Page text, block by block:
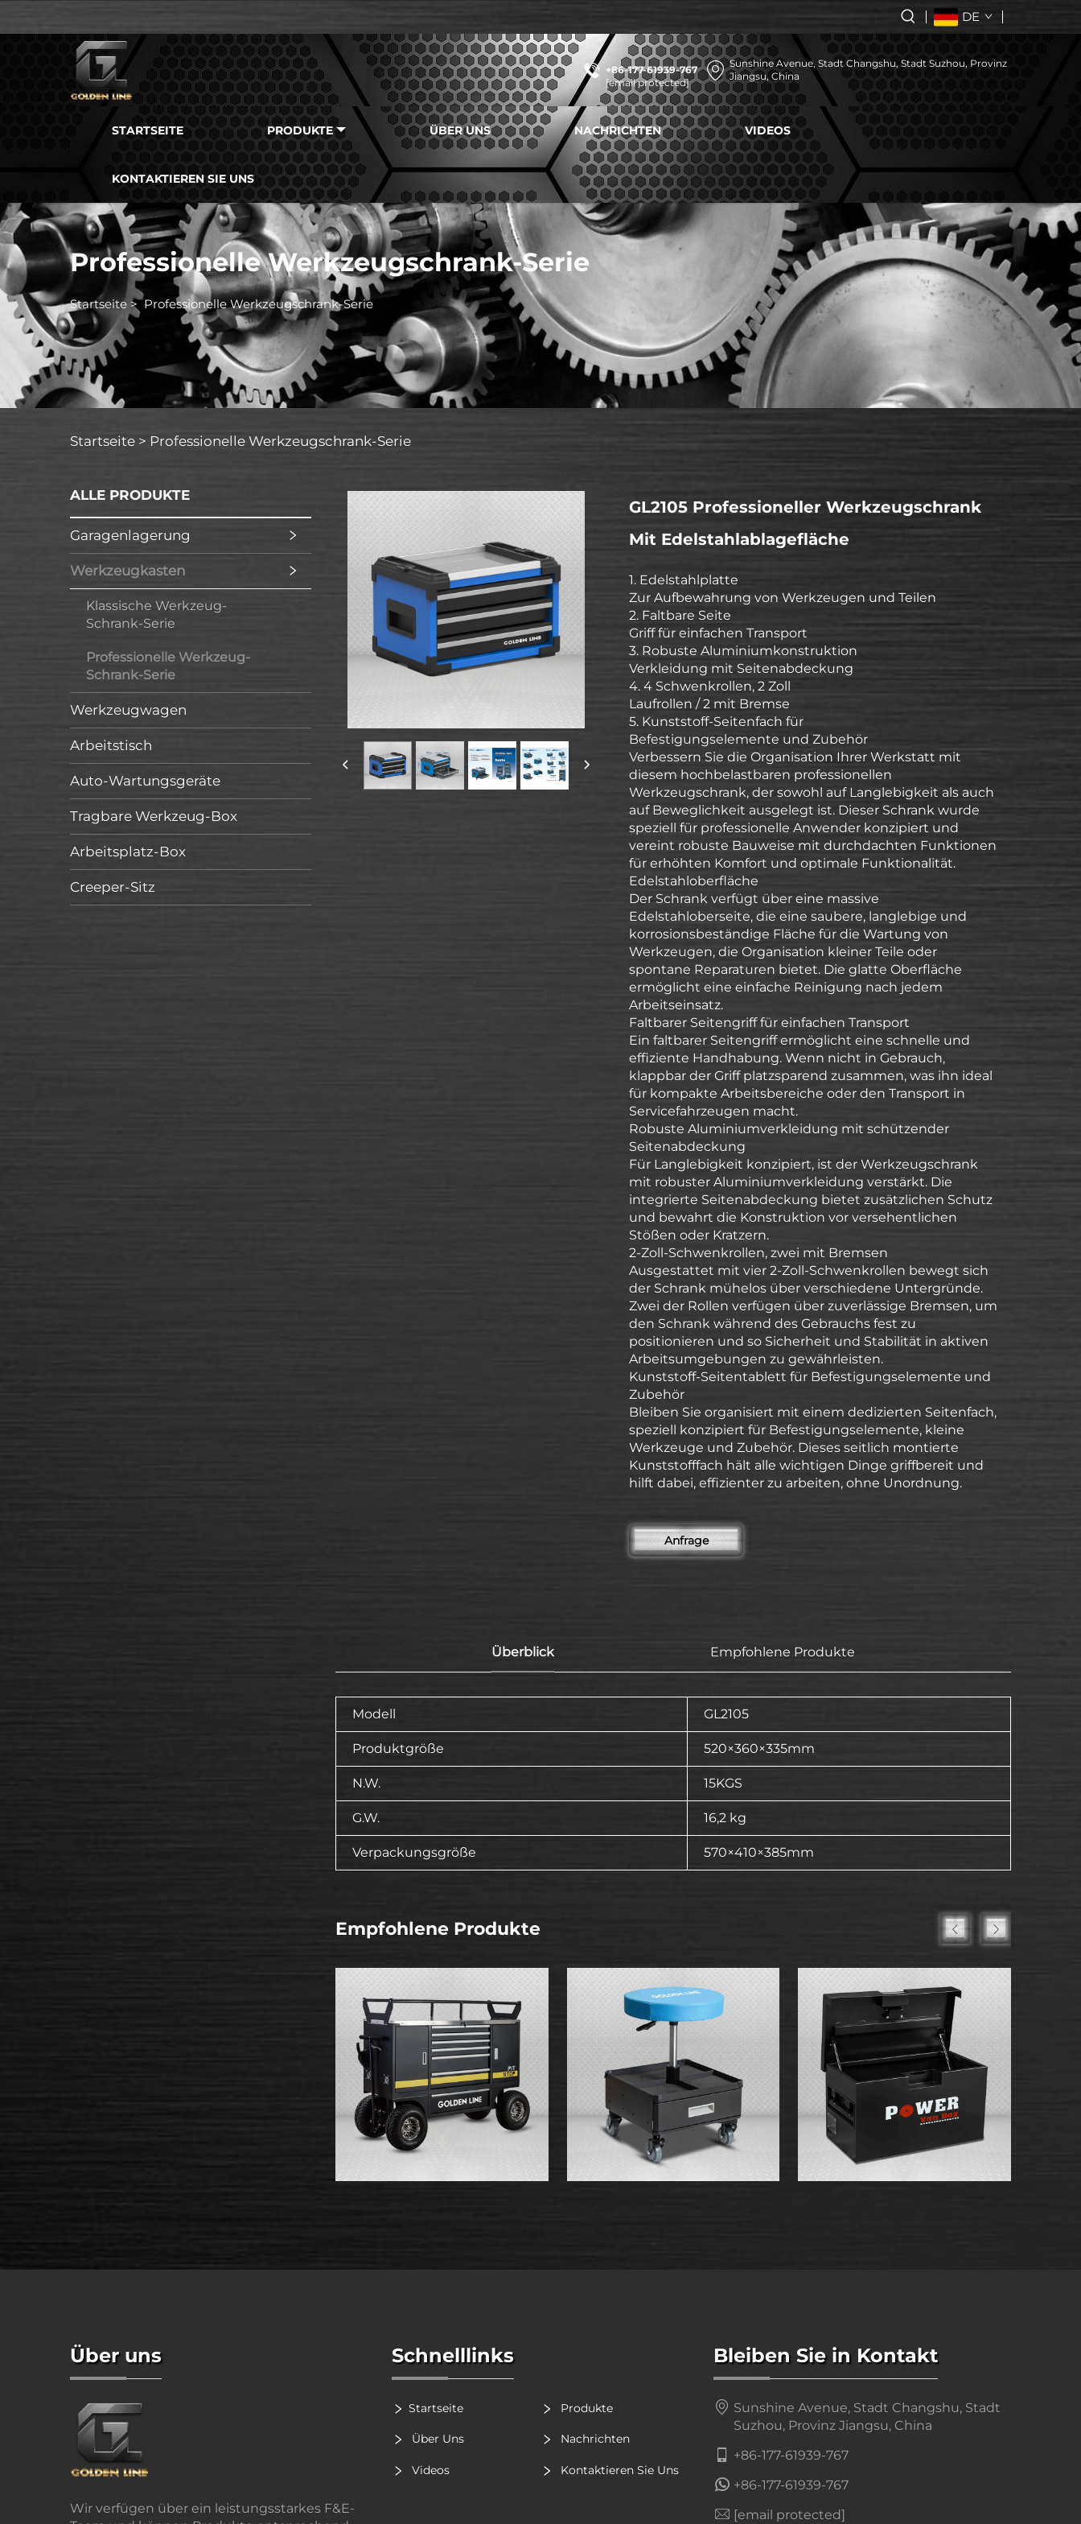
DE
+86-177-61939-767
[email protected]
Sunshine Avenue, Stadt Changshu, Stadt Suzhou, Provinz
Jiangsu, China
STARTSEITE PRODUKTE ÜBER UNS NACHRICHTEN VIDEOS
KONTAKTIEREN SIE UNS
Professionelle Werkzeugschrank-Serie
Startseite >Professionelle Werkzeugschrank-Serie
Startseite > Professionelle Werkzeugschrank-Serie
ALLE PRODUKTE
Garagenlagerung
Werkzeugkasten
Klassische Werkzeug-
Schrank-Serie
Professionelle Werkzeug-
Schrank-Serie
Werkzeugwagen
Arbeitstisch
Auto-Wartungsgeräte
Tragbare Werkzeug-Box
Arbeitsplatz-Box
Creeper-Sitz
GL2105 Professioneller Werkzeugschrank
Mit Edelstahlablagefläche
1. Edelstahlplatte
Zur Aufbewahrung von Werkzeugen und Teilen
2. Faltbare Seite
Griff für einfachen Transport
3. Robuste Aluminiumkonstruktion
Verkleidung mit Seitenabdeckung
4. 4 Schwenkrollen, 2 Zoll
Laufrollen / 2 mit Bremse
5. Kunststoff-Seitenfach für
Befestigungselemente und Zubehör
Verbessern Sie die Organisation Ihrer Werkstatt mit
diesem hochbelastbaren professionellen
Werkzeugschrank, der sowohl auf Langlebigkeit als auch
auf Beweglichkeit ausgelegt ist. Dieser Schrank wurde
speziell für professionelle Anwender konzipiert und
vereint robuste Bauweise mit durchdachten Funktionen
für erhöhten Komfort und optimale Funktionalität.
Edelstahloberfläche
Der Schrank verfügt über eine massive
Edelstahloberseite, die eine saubere, langlebige und
korrosionsbeständige Fläche für die Wartung von
Werkzeugen, die Organisation kleiner Teile oder
spontane Reparaturen bietet. Die glatte Oberfläche
ermöglicht eine einfache Reinigung nach jedem
Arbeitseinsatz.
Faltbarer Seitengriff für einfachen Transport
Ein faltbarer Seitengriff ermöglicht eine schnelle und
effiziente Handhabung. Wenn nicht in Gebrauch,
klappbar der Griff platzsparend zusammen, was ihn ideal
für kompakte Arbeitsbereiche oder den Transport in
Servicefahrzeugen macht.
Robuste Aluminiumverkleidung mit schützender
Seitenabdeckung
Für Langlebigkeit konzipiert, ist der Werkzeugschrank
mit robuster Aluminiumverkleidung verstärkt. Die
integrierte Seitenabdeckung bietet zusätzlichen Schutz
und bewahrt die Konstruktion vor versehentlichen
Stößen oder Kratzern.
2-Zoll-Schwenkrollen, zwei mit Bremsen
Ausgestattet mit vier 2-Zoll-Schwenkrollen bewegt sich
der Schrank mühelos über verschiedene Untergründe.
Zwei der Rollen verfügen über zuverlässige Bremsen, um
den Schrank während des Gebrauchs fest zu
positionieren und so Sicherheit und Stabilität in aktiven
Arbeitsumgebungen zu gewährleisten.
Kunststoff-Seitentablett für Befestigungselemente und
Zubehör
Bleiben Sie organisiert mit einem dedizierten Seitenfach,
speziell konzipiert für Befestigungselemente, kleine
Werkzeuge und Zubehör. Dieses seitlich montierte
Kunststofffach hält alle wichtigen Dinge griffbereit und
hilft dabei, effizienter zu arbeiten, ohne Unordnung.
Anfrage
Überblick Empfohlene Produkte
Modell GL2105
Produktgröße 520×360×335mm
N.W. 15KGS
G.W. 16,2 kg
Verpackungsgröße 570×410×385mm
Empfohlene Produkte
Über uns
Wir verfügen über ein leistungsstarkes F&E-
Schnelllinks
Startseite Produkte
Über Uns Nachrichten
Videos Kontaktieren Sie Uns
Bleiben Sie in Kontakt
Sunshine Avenue, Stadt Changshu, Stadt
Suzhou, Provinz Jiangsu, China
+86-177-61939-767
+86-177-61939-767
[email protected]